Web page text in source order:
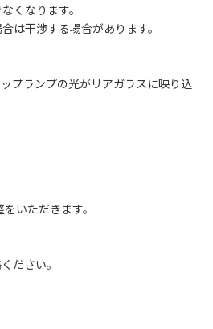
くなります。
は干渉する場合があります。
プランプの光がリアガラスに映り込
いただきます。
ださい。